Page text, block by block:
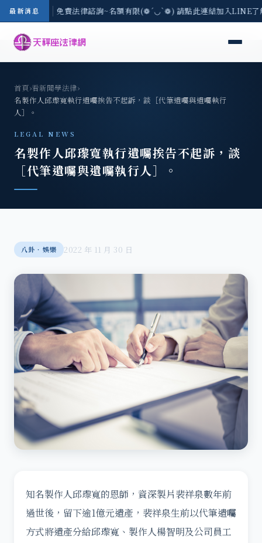
最新消息
-8/3(一) 現場免費法律諮詢~名額有限(❁´◡`❁) 請點此連結加入LINE
首頁›看新聞學法律›
名製作人邱瓈寬執行遺囑挨告不起訴，談［代筆遺囑與遺囑執行
人］。
LEGAL NEWS
名製作人邱瓈寬執行遺囑挨告不起訴，談
［代筆遺囑與遺囑執行人］。
八卦‧娛樂 2022 年 11 月 30 日
知名製作人邱瓈寬的恩師，資深製片裴祥泉數年前
過世後，留下逾1億元遺產，裴祥泉生前以代筆遺囑
方式將遺產分給邱瓈寬、製作人楊智明及公司員工